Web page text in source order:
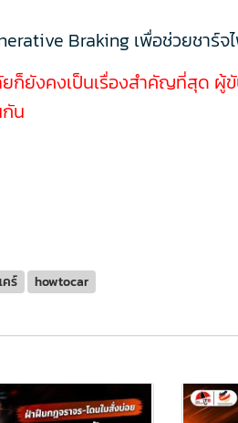
Braking เพื่อช่วยชาร์จ
ยก็ยังคงเป็นเรื่องสำคัญที่สุด
น
ร์ howtocar